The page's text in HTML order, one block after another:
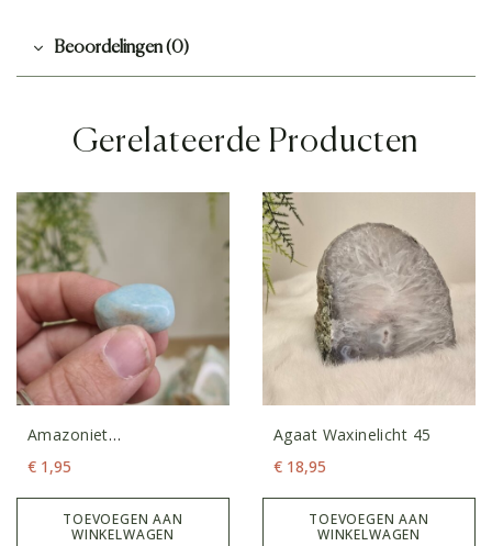
Beoordelingen (0)
Gerelateerde Producten
Amazoniet
Trommelsteen XS
€ 1,95
TOEVOEGEN AAN
WINKELWAGEN
Agaat Waxinelicht 45
€ 18,95
TOEVOEGEN AAN
WINKELWAGEN